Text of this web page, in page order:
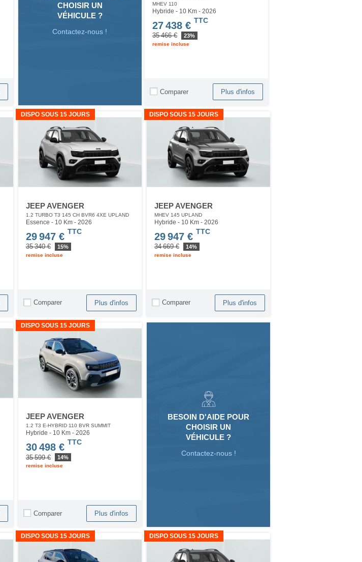
CHOISIR UN
VÉHICULE ?
Contactez-nous !
MHEV 110
Hybride - 10 Km- 2026
27 438 € TTC
35 466 € 23%
remise incluse
Comparer Plus d'infos
DISPO SOUS 15 JOURS
JEEP AVENGER
1.2 TURBO T3 145 CH BVR6 4XE UPLAND
Essence - 10 Km - 2026
29 947 € TTC
35 340 € 15%
remise incluse
Comparer Plus d'infos
DISPO SOUS 15 JOURS
JEEP AVENGER
MHEV 145 UPLAND
Hybride - 10 Km- 2026
29 947 € TTC
34 669 € 14%
remise incluse
Comparer Plus d'infos
DISPO SOUS 15 JOURS
JEEP AVENGER
1.2 T3 E-HYBRID 110 BVR SUMMIT
Hybride - 10 Km - 2026
30 498 € TTC
35 599 € 14%
remise incluse
Comparer Plus d'infos
BESOIN D'AIDE POUR
CHOISIR UN
VÉHICULE ?
Contactez-nous !
DISPO SOUS 15 JOURS DISPO SOUS 15 JOURS